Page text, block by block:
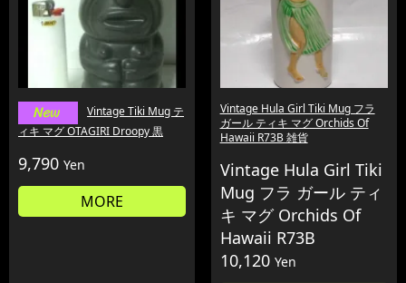
Vintage Tiki Mug テ
ィキ マグ OTAGIRI Droopy 黒
9,790 Yen
MORE
Vintage Hula Girl Tiki Mug フラ
ガール ティキ マグ Orchids Of
Hawaii R73B 雑貨
Vintage Hula Girl Tiki
Mug フラ ガール ティ
キ マグ Orchids Of
Hawaii R73B
10,120 Yen